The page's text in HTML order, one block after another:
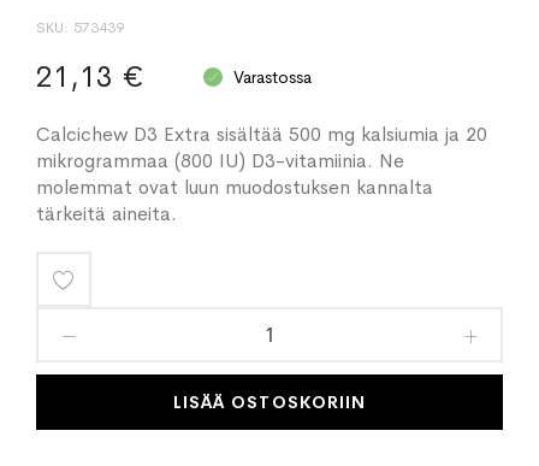
SKU 573439
21,13 € Varastossa
Calcichew D3 Extra sisältää 500 mg kalsiumia ja 20
mikrogrammaa (800 IU) D3-vitamiinia. Ne
molemmat ovat luun muodostuksen kannalta
tärkeitä aineita.
toivelistaan
LISÄÄ OSTOSKORIIN